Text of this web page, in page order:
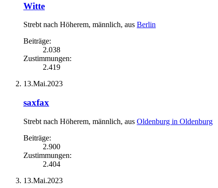
Witte
Strebt nach Höherem, männlich, aus Berlin
Beiträge:
2.038
Zustimmungen:
2.419
13.Mai.2023
saxfax
Strebt nach Höherem, männlich, aus Oldenburg in Oldenburg
Beiträge:
2.900
Zustimmungen:
2.404
13.Mai.2023